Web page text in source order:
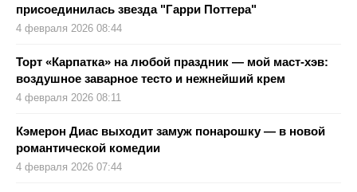
присоединилась звезда "Гарри Поттера"
4 февраля 2026 08:44
Торт «Карпатка» на любой праздник — мой маст-хэв:
воздушное заварное тесто и нежнейший крем
4 февраля 2026 08:11
Кэмерон Диас выходит замуж понарошку — в новой
романтической комедии
4 февраля 2026 07:44